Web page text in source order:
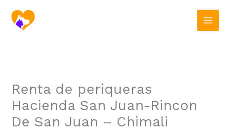
contenido
Renta de periqueras
Hacienda San Juan-Rincon
De San Juan – Chimali